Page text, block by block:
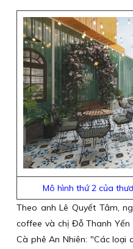
Mô hình thứ 2 của
Theo anh Lê Quyết Tâm,
coffee và chị Đỗ Thanh Yến
Cà phê An Nhiên: "Các loại